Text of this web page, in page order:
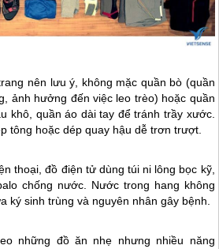
nên lưu ý, không mặc quần bò (quần
ảnh hưởng đến việc leo trèo) hoặc quần
khô, quần áo dài tay để tránh trầy xước.
tông hoặc dép quay hậu dễ trơn trượt.
thoại, đồ điện tử dùng túi ni lông bọc kỹ,
chống nước. Nước trong hang không
ký sinh trùng và nguyên nhân gây bệnh.
những đồ ăn nhẹ nhưng nhiều năng